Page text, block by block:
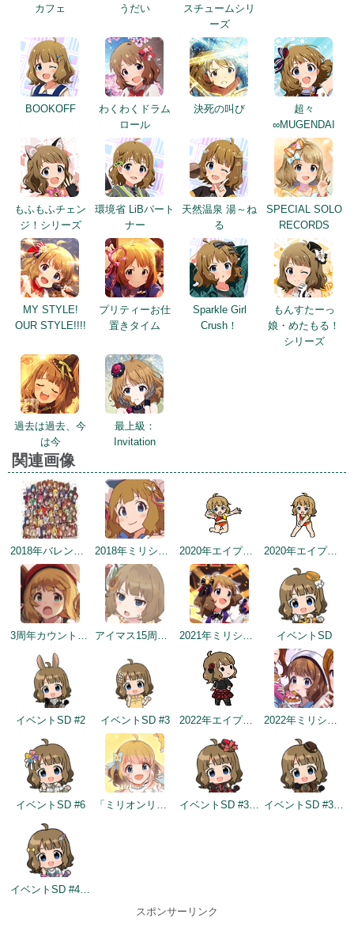
カフェ
うだい
スチュームシリ
ーズ
BOOKOFF
わくわくドラム
ロール
決死の叫び
超々
∞MUGENDAI
もふもふチェン
ジ！シリーズ
環境省 LiBパート
ナー
天然温泉 湯～ね
る
SPECIAL SOLO
RECORDS
MY STYLE!
OUR STYLE!!!!
プリティーお仕
置きタイム
Sparkle Girl
Crush！
もんすたーっ
娘・めたもる！
シリーズ
過去は過去、今
は今
最上級：
Invitation
関連画像
2018年バレンタインデー公式ツイート 2018年ミリシタ感謝祭 2020年エイプリルフールネタ 2020年エイプリルフールネタ
3周年カウントダウンイラスト アイマス15周年記念 2021年ミリシタ4周年トップ画面 イベントSD
イベントSD #2 イベントSD #3 2022年エイプリルフールネタ 2022年ミリシタ5周年カウントダウン（3日前）
イベントSD #6 「ミリオンリンケージ 天色のアステリズム編」開催記念 イベントSD #330 イベントSD #399
イベントSD #432
スポンサーリンク